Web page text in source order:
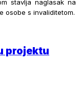
stavlja naglasak na
osobe s invaliditetom.
projektu